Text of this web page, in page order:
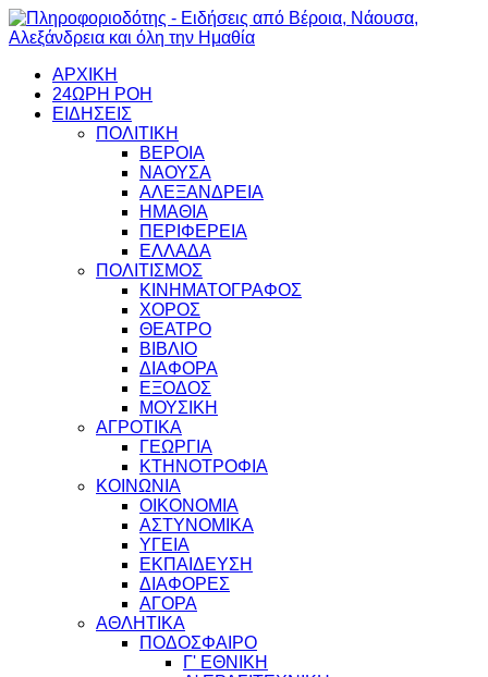
ΑΡΧΙΚΗ
24ΩΡΗ ΡΟΗ
ΕΙΔΗΣΕΙΣ
ΠΟΛΙΤΙΚΗ
ΒΕΡΟΙΑ
ΝΑΟΥΣΑ
ΑΛΕΞΑΝΔΡΕΙΑ
ΗΜΑΘΙΑ
ΠΕΡΙΦΕΡΕΙΑ
ΕΛΛΑΔΑ
ΠΟΛΙΤΙΣΜΟΣ
ΚΙΝΗΜΑΤΟΓΡΑΦΟΣ
ΧΟΡΟΣ
ΘΕΑΤΡΟ
ΒΙΒΛΙΟ
ΔΙΑΦΟΡΑ
ΕΞΟΔΟΣ
ΜΟΥΣΙΚΗ
ΑΓΡΟΤΙΚΑ
ΓΕΩΡΓΙΑ
ΚΤΗΝΟΤΡΟΦΙΑ
ΚΟΙΝΩΝΙΑ
ΟΙΚΟΝΟΜΙΑ
ΑΣΤΥΝΟΜΙΚΑ
ΥΓΕΙΑ
ΕΚΠΑΙΔΕΥΣΗ
ΔΙΑΦΟΡΕΣ
ΑΓΟΡΑ
ΑΘΛΗΤΙΚΑ
ΠΟΔΟΣΦΑΙΡΟ
Γ' ΕΘΝΙΚΗ